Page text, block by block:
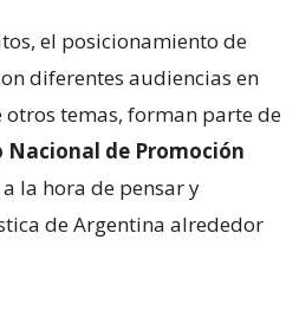
el posicionamiento de
diferentes audiencias en
otros temas, forman parte de
de Promoción
a la hora de pensar y
de Argentina alrededor